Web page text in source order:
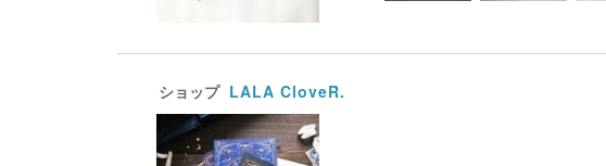
ショップ LALA CloveR.